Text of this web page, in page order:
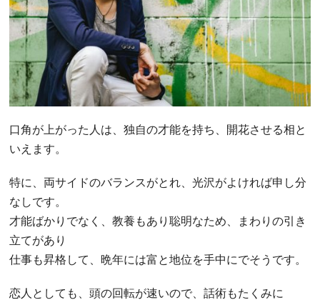
口角が上がった人は、独自の才能を持ち、開花させる相と
いえます。
特に、両サイドのバランスがとれ、光沢がよければ申し分
なしです。
才能ばかりでなく、教養もあり聡明なため、まわりの引き
立てがあり
仕事も昇格して、晩年には富と地位を手中にでそうです。
恋人としても、頭の回転が速いので、話術もたくみに